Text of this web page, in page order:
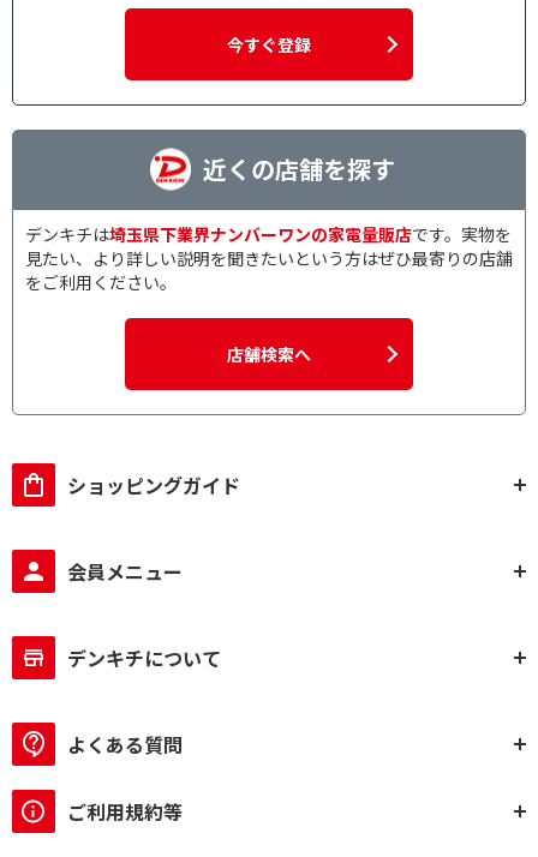
ナンバー・ディスプレイ機能で絞り込む
学生向けで絞り込む
高校生向けモデル
海外旅行向けで絞り込む
旅行会話収録モデル
液晶画面で絞り込む
オンライン
翻訳タイプで絞り込む
対応言語数で絞り込む
あと1台
今すぐ登録
近くの店舗を探す
デンキチは埼玉県下業界ナンバーワンの家電量販店です。実物を
見たい、より詳しい説明を聞きたいという方はぜひ最寄りの店舗
をご利用ください。
店舗検索へ
ショッピングガイド
会員メニュー
デンキチについて
よくある質問
ご利用規約等